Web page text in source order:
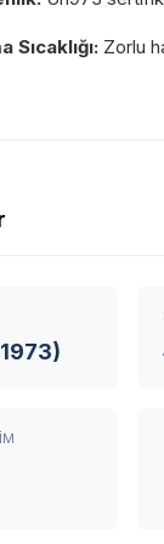
Sıcaklığı: Zorlu